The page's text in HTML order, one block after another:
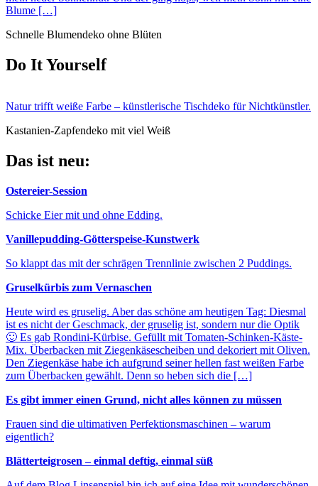
Blume […]
Schnelle Blumendeko ohne Blüten
Do It Yourself
Natur trifft weiße Farbe – künstlerische Tischdeko für Nichtkünstler.
Kastanien-Zapfendeko mit viel Weiß
Das ist neu:
Ostereier-Session
Schicke Eier mit und ohne Edding.
Vanillepudding-Götterspeise-Kunstwerk
So klappt das mit der schrägen Trennlinie zwischen 2 Puddings.
Gruselkürbis zum Vernaschen
Heute wird es gruselig. Aber das schöne am heutigen Tag: Diesmal
ist es nicht der Geschmack, der gruselig ist, sondern nur die Optik
🙂 Es gab Rondini-Kürbise. Gefüllt mit Tomaten-Schinken-Käste-
Mix. Überbacken mit Ziegenkäsescheiben und dekoriert mit Oliven.
Den Ziegenkäse habe ich aufgrund seiner hellen fast weißen Farbe
zum Überbacken gewählt. Denn so heben sich die […]
Es gibt immer einen Grund, nicht alles können zu müssen
Frauen sind die ultimativen Perfektionsmaschinen – warum
eigentlich?
Blätterteigrosen – einmal deftig, einmal süß